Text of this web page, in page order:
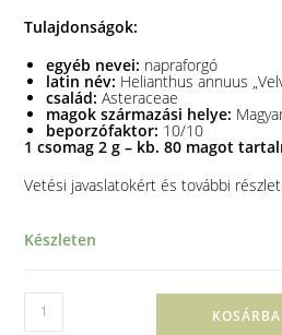
Tulajdonságok:
egyéb nevei: napraforgó
latin név: Helianthus annuus
család:Asteraceae
magok származási helye:
beporzófaktor: 10/10
1 csomag 2 g – kb. 80 magot
Vetési javaslatokért és további
Készleten